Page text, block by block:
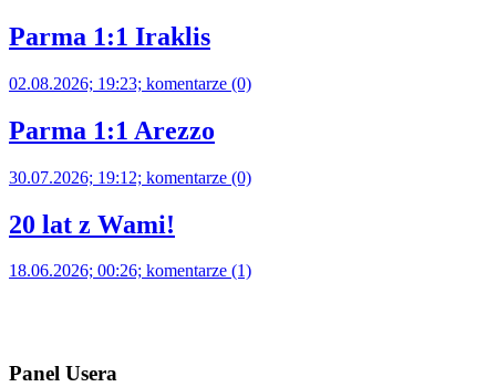
Parma 1:1 Iraklis
02.08.2026; 19:23; komentarze (0)
Parma 1:1 Arezzo
30.07.2026; 19:12; komentarze (0)
20 lat z Wami!
18.06.2026; 00:26; komentarze (1)
Panel Usera